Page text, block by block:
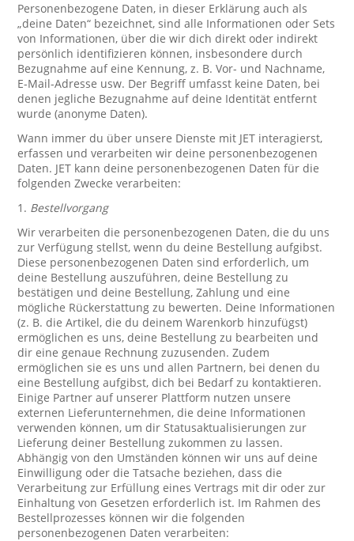
Personenbezogene Daten, in dieser Erklärung auch als
„deine Daten“ bezeichnet, sind alle Informationen oder Sets
von Informationen, über die wir dich direkt oder indirekt
persönlich identifizieren können, insbesondere durch
Bezugnahme auf eine Kennung, z. B. Vor- und Nachname,
E-Mail-Adresse usw. Der Begriff umfasst keine Daten, bei
denen jegliche Bezugnahme auf deine Identität entfernt
wurde (anonyme Daten).
Wann immer du über unsere Dienste mit JET interagierst,
erfassen und verarbeiten wir deine personenbezogenen
Daten. JET kann deine personenbezogenen Daten für die
folgenden Zwecke verarbeiten:
1. Bestellvorgang
Wir verarbeiten die personenbezogenen Daten, die du uns
zur Verfügung stellst, wenn du deine Bestellung aufgibst.
Diese personenbezogenen Daten sind erforderlich, um
deine Bestellung auszuführen, deine Bestellung zu
bestätigen und deine Bestellung, Zahlung und eine
mögliche Rückerstattung zu bewerten. Deine Informationen
(z. B. die Artikel, die du deinem Warenkorb hinzufügst)
ermöglichen es uns, deine Bestellung zu bearbeiten und
dir eine genaue Rechnung zuzusenden. Zudem
ermöglichen sie es uns und allen Partnern, bei denen du
eine Bestellung aufgibst, dich bei Bedarf zu kontaktieren.
Einige Partner auf unserer Plattform nutzen unsere
externen Lieferunternehmen, die deine Informationen
verwenden können, um dir Statusaktualisierungen zur
Lieferung deiner Bestellung zukommen zu lassen.
Abhängig von den Umständen können wir uns auf deine
Einwilligung oder die Tatsache beziehen, dass die
Verarbeitung zur Erfüllung eines Vertrags mit dir oder zur
Einhaltung von Gesetzen erforderlich ist. Im Rahmen des
Bestellprozesses können wir die folgenden
personenbezogenen Daten verarbeiten: